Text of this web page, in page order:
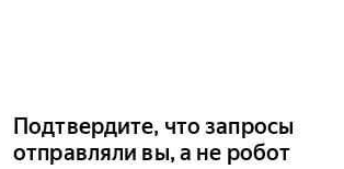
Подтвердите, что запросы
отправляли вы, а не робот